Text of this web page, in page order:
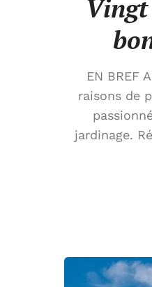
EN BREF
raisons de
jardinage.